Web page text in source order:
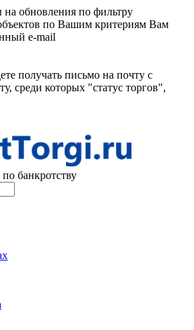
обновления по фильтру
по Вашим критериям Вам
e-mail
получать письмо на почту с
среди которых "статус торгов",
банкротству